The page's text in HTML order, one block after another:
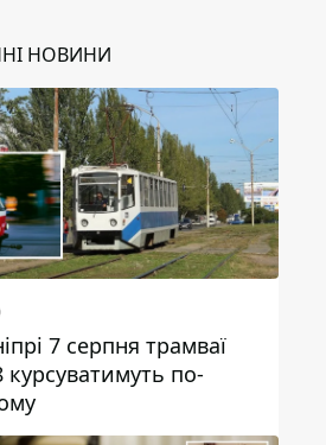
НОВИНИ
7 серпня трамваї
по-